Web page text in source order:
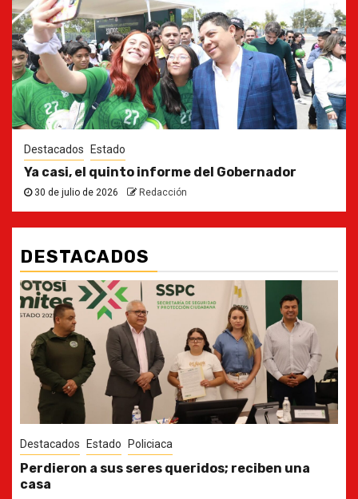
Destacados Estado
Ya casi, el quinto informe del Gobernador
30 de julio de 2026 Redacción
DESTACADOS
Destacados Estado
Ya casi, el quinto informe del Gobernador
30 de julio de 2026